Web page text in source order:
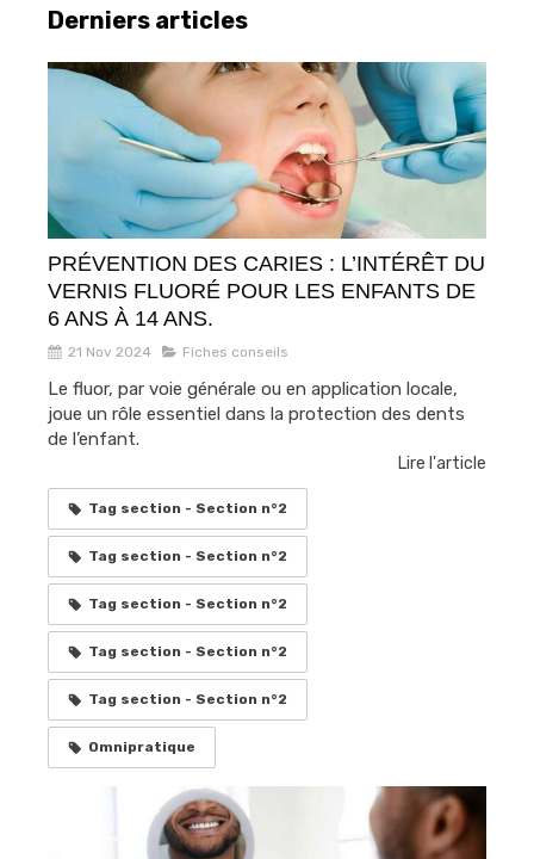
Derniers articles
PRÉVENTION DES CARIES : L’INTÉRÊT DU
VERNIS FLUORÉ POUR LES ENFANTS DE
6 ANS À 14 ANS.
21 Nov 2024 Fiches conseils
Le fluor, par voie générale ou en application locale,
joue un rôle essentiel dans la protection des dents
de l’enfant.
Lire l'article
Tag section - Section n°2
Tag section - Section n°2
Tag section - Section n°2
Tag section - Section n°2
Tag section - Section n°2
Omnipratique